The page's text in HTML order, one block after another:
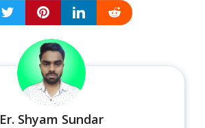
Er. Shyam Sundar